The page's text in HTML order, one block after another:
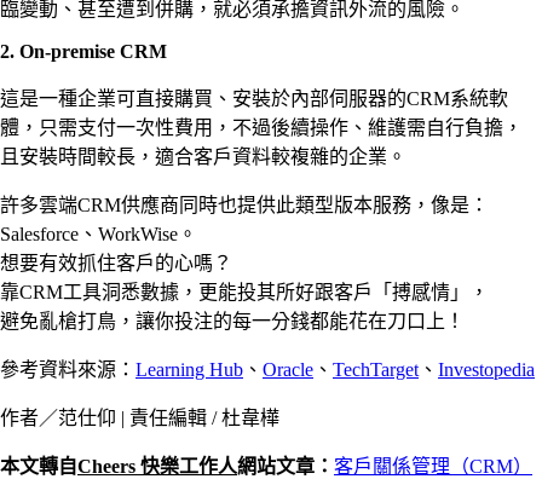
臨變動、甚至遭到併購，就必須承擔資訊外流的風險。
2. On-premise CRM
這是一種企業可直接購買、安裝於內部伺服器的CRM系統軟
體，只需支付一次性費用，不過後續操作、維護需自行負擔，
且安裝時間較長，適合客戶資料較複雜的企業。
許多雲端CRM供應商同時也提供此類型版本服務，像是：
Salesforce、WorkWise。
想要有效抓住客戶的心嗎？
靠CRM工具洞悉數據，更能投其所好跟客戶「搏感情」，
避免亂槍打鳥，讓你投注的每一分錢都能花在刀口上！
參考資料來源： Learning Hub 、 Oracle 、 TechTarget 、 Investopedia
作者／范仕仰 | 責任編輯 / 杜韋樺
本文轉自Cheers 快樂工作人網站文章： 客戶關係管理（CRM）